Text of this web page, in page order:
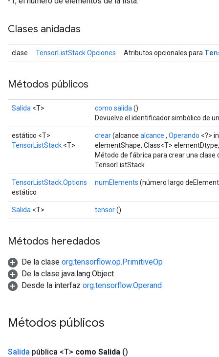
Clases anidadas
clase TensorListStack.Opciones Atributos opcionales para
Métodos públicos
Salida <T> como salida ()
Devuelve el identificador simbólico de
estático <T>
TensorListStack <T>
crear(alcance alcance , Operando <?>
elementShape, Class<T>
Método de fábrica para crear una
TensorListStack.
TensorListStack.Options
estático
numElements (número largo
Salida <T> tensor()
Métodos heredados
De la clase org.tensorflow.op.PrimitiveOp
De la clase java.lang.Object
Desde la interfaz org.tensorflow.Operand
Métodos públicos
Salida pública <T> como Salida ()